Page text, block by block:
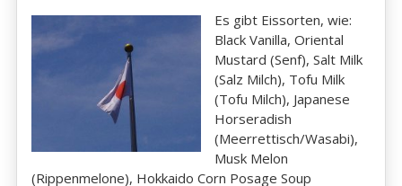
Es gibt Eissorten, wie:
Black Vanilla, Oriental
Mustard (Senf), Salt Milk
(Salz Milch), Tofu Milk
(Tofu Milch), Japanese
Horseradish
(Meerrettisch/Wasabi),
Musk Melon
(Rippenmelone), Hokkaido Corn Posage Soup